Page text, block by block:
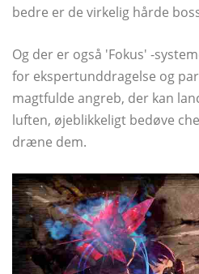
bedre er de virkelig hårde
Og der er også 'Fokus' -
for ekspertunddragelse og
magtfulde angreb, der kan
luften, øjeblikkeligt bedøve
dræne dem.